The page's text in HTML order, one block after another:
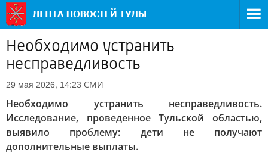
Необходимо устранить
несправедливость
29 мая 2026, 14:23 СМИ
Необходимо устранить несправедливость.
Исследование, проведенное Тульской областью,
выявило проблему: дети не получают
дополнительные выплаты.